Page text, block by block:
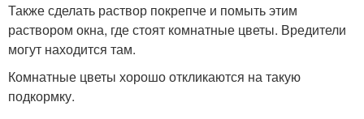
Также сделать раствор покрепче и помыть этим
раствором окна, где стоят комнатные цветы. Вредители
могут находится там.
Комнатные цветы хорошо откликаются на такую
подкормку.